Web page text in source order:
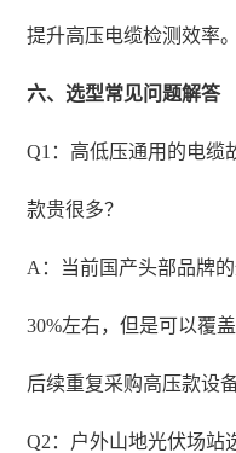
提升高压电缆检测效率。
六、选型常见问题解答
Q1：高低压通用的电缆
款贵很多？
A：当前国产头部品牌
30%左右，但是可以覆
后续重复采购高压款设
Q2：户外山地光伏场站